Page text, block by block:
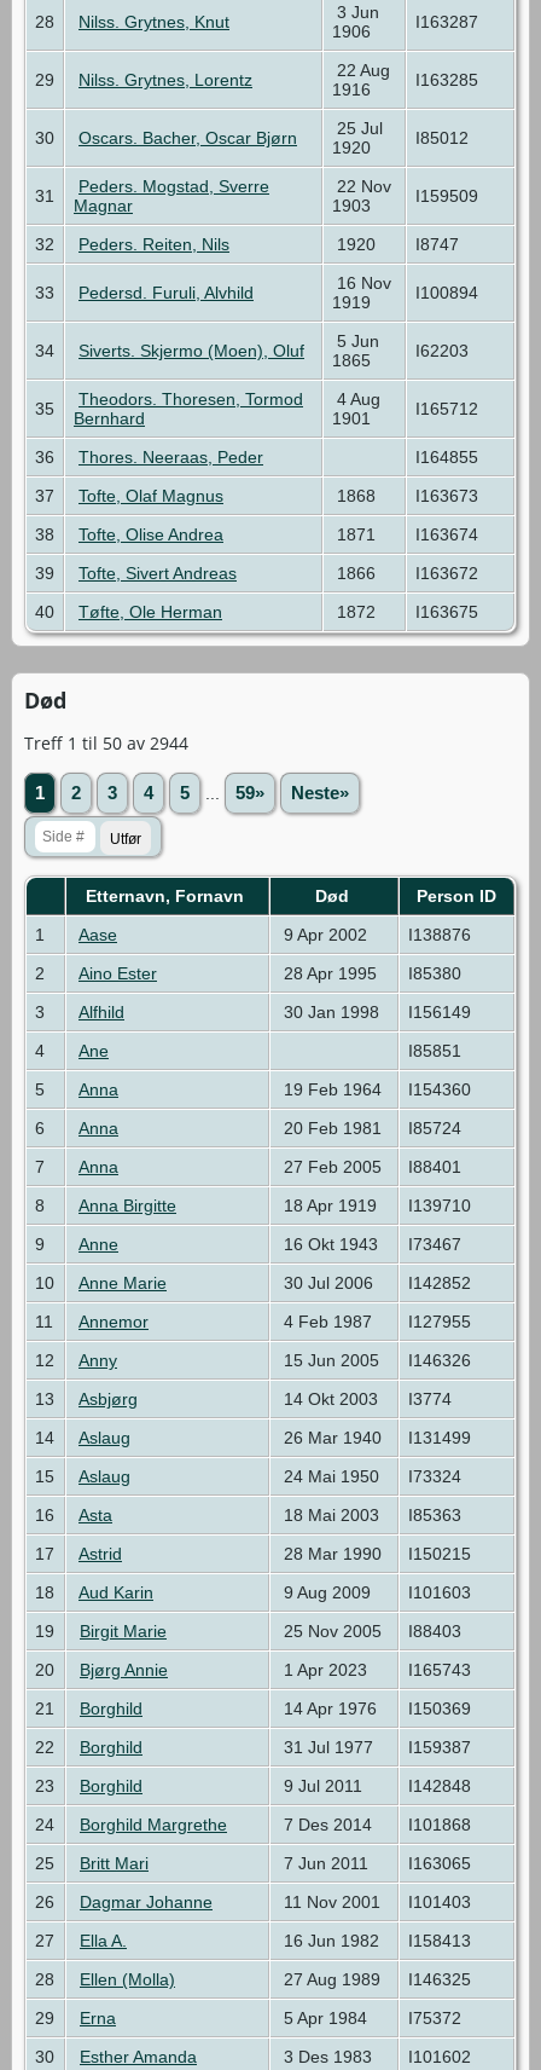
28 Nilss. Grytnes, Knut
3 Jun
1906
I163287
29 Nilss. Grytnes, Lorentz
22 Aug
1916
I163285
30 Oscars. Bacher, Oscar Bjørn
25 Jul
1920
I85012
31
Peders. Mogstad, Sverre
Magnar
22 Nov
1903
I159509
32 Peders. Reiten, Nils 1920 I8747
33 Pedersd. Furuli, Alvhild
16 Nov
1919
I100894
34 Siverts. Skjermo (Moen), Oluf
5 Jun
1865
I62203
35
Theodors. Thoresen, Tormod
Bernhard
4 Aug
1901
I165712
36 Thores. Neeraas, Peder
I164855
37
Tofte, Olaf Magnus 1868
I163673
38
Tofte, Olise Andrea 1871
I163674
39
Tofte, Sivert Andreas 1866
I163672
40
Tøfte, Ole Herman 1872 I163675
Død
Treff 1 til 50 av 2944
1 2 3 4 5 59» Neste»
Etternavn, Fornavn Død
Person ID
1
Aase 9 Apr 2002
I138876
2
Aino Ester 28 Apr 1995
I85380
3
Alfhild 30 Jan 1998
I156149
4
Ane
I85851
5
Anna 19 Feb 1964
I154360
6
Anna 20 Feb 1981
I85724
7
Anna 27 Feb 2005
I88401
8
Anna Birgitte 18 Apr 1919
I139710
9
Anne 16 Okt 1943
I73467
10
Anne Marie 30 Jul 2006
I142852
11
Annemor 4 Feb 1987
I127955
12
Anny 15 Jun 2005
I146326
13
Asbjørg 14 Okt 2003
I3774
14
Aslaug 26 Mar 1940
I131499
15
Aslaug 24 Mai 1950
I73324
16
Asta 18 Mai 2003
I85363
17
Astrid 28 Mar 1990
I150215
18
Aud Karin 9 Aug 2009
I101603
19
Birgit Marie 25 Nov 2005
I88403
20
Bjørg Annie 1 Apr 2023
I165743
21
Borghild 14 Apr 1976
I150369
22
Borghild 31 Jul 1977
I159387
23
Borghild 9 Jul 2011
I142848
24
Borghild Margrethe 7 Des 2014
I101868
25
Britt Mari 7 Jun 2011
I163065
26
Dagmar Johanne 11 Nov 2001
I101403
27
Ella A. 16 Jun 1982
I158413
28
Ellen (Molla) 27 Aug 1989
I146325
29
Erna 5 Apr 1984
I75372
30
Esther Amanda 3 Des 1983 I101602